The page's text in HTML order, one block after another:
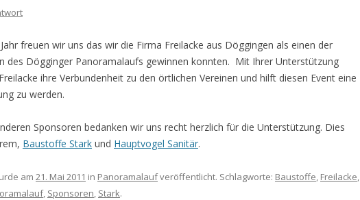
freuen wir uns das wir die Firma Freilacke aus Döggingen als einen der
des Dögginger Panoramalaufs gewinnen konnten. Mit Ihrer Unterstützung
ihre Verbundenheit zu den örtlichen Vereinen und hilft diesen Event eine
zu werden.
Sponsoren bedanken wir uns recht herzlich für die Unterstützung. Dies
Baustoffe Stark und Hauptvogel Sanitär.
am 21. Mai 2011 in Panoramalaufveröffentlicht. Schlagworte: Baustoffe, Freilacke,
, Sponsoren, Stark.